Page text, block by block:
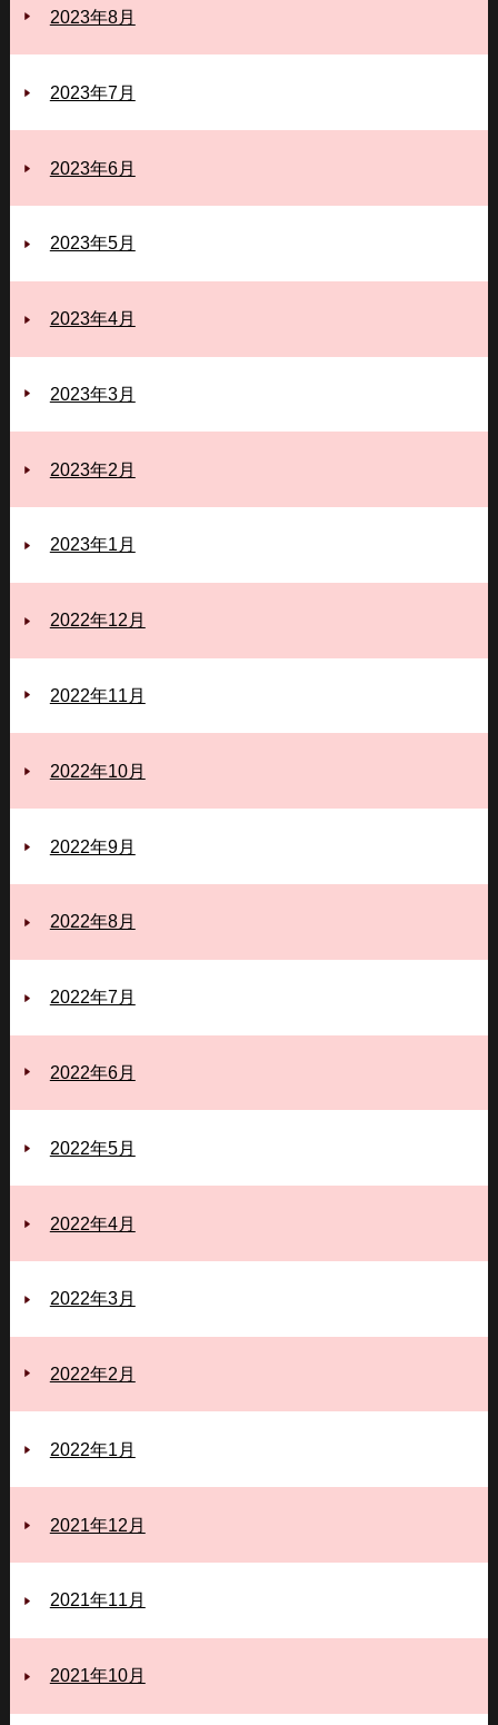
2023年8月
2023年7月
2023年6月
2023年5月
2023年4月
2023年3月
2023年2月
2023年1月
2022年12月
2022年11月
2022年10月
2022年9月
2022年8月
2022年7月
2022年6月
2022年5月
2022年4月
2022年3月
2022年2月
2022年1月
2021年12月
2021年11月
2021年10月